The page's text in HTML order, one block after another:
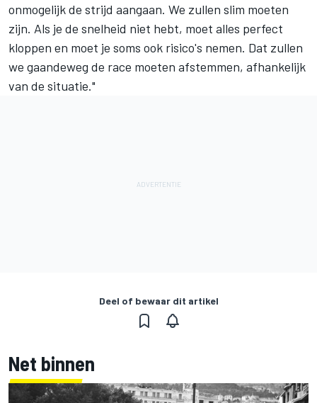
onmogelijk de strijd aangaan. We zullen slim moeten
zijn. Als je de snelheid niet hebt, moet alles perfect
kloppen en moet je soms ook risico's nemen. Dat zullen
we gaandeweg de race moeten afstemmen, afhankelijk
van de situatie."
Deel of bewaar dit artikel
Net binnen